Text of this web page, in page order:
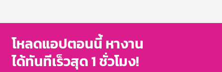
โหลดแอปตอนนี้ หางาน
ได้ทันทีเร็วสุด 1 ชั่วโมง!